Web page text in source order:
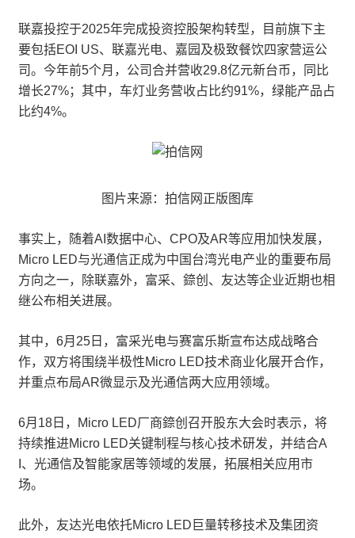
联嘉投控于2025年完成投资控股架构转型，目前旗下主
要包括EOI US、联嘉光电、嘉园及极致餐饮四家营运公
司。今年前5个月，公司合并营收29.8亿元新台币，同比
增长27%；其中，车灯业务营收占比约91%，绿能产品占
比约4%。
图片来源：拍信网正版图库
事实上，随着AI数据中心、CPO及AR等应用加快发展，
Micro LED与光通信正成为中国台湾光电产业的重要布局
方向之一，除联嘉外，富采、錼创、友达等企业近期也相
继公布相关进展。
其中，6月25日，富采光电与赛富乐斯宣布达成战略合
作，双方将围绕半极性Micro LED技术商业化展开合作，
并重点布局AR微显示及光通信两大应用领域。
6月18日，Micro LED厂商錼创召开股东大会时表示，将
持续推进Micro LED关键制程与核心技术研发，并结合A
I、光通信及智能家居等领域的发展，拓展相关应用市
场。
此外，友达光电依托Micro LED巨量转移技术及集团资